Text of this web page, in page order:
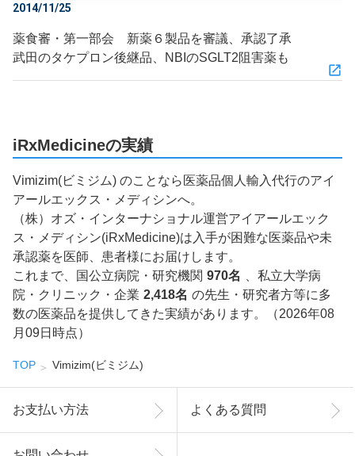
2014/11/25
薬食審・第一部会 新薬６製品を審議、承認了承
武田のタケプロン後継品、NBIのSGLT2阻害薬も
iRxMedicineの実績
Vimizim(ビミジム) のことなら医薬品個人輸入代行のアイ
アールエックス・メディシンへ。
（株）オズ・インターナショナル運営アイアールエック
ス・メディシン(iRxMedicine)は入手が困難な医薬品や未
承認薬を医師、患者様にお届けします。
これまで、国公立病院・研究機関 970名
、私立大学病
院・クリニック・企業 2,418名 の先生・研究者方等に多
数の医薬品を提供してきた実績があります。（2026年08
月09日時点）
TOP Vimizim(ビミジム)
お支払い方法 よくある質問